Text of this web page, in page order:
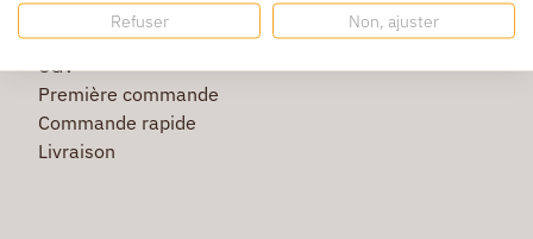
La société
Protection des données
CGV
Première commande
Commande rapide
Livraison
Refuser Non, ajuster